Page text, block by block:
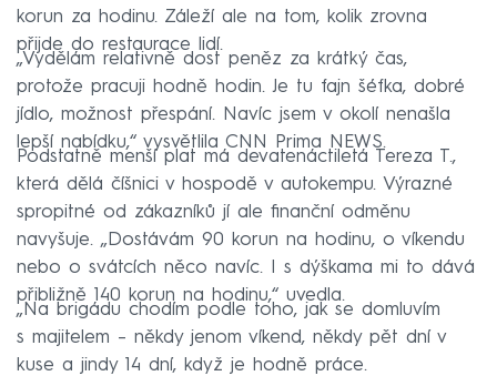
korun za hodinu. Záleží ale na tom, kolik zrovna
přijde do restaurace lidí.
„Vydělám relativně dost peněz za krátký čas,
protože pracuji hodně hodin. Je tu fajn šéfka, dobré
jídlo, možnost přespání. Navíc jsem v okolí nenašla
lepší nabídku,“ vysvětlila CNN Prima NEWS.
Podstatně menší plat má devatenáctiletá Tereza T.,
která dělá číšnici v hospodě v autokempu. Výrazné
spropitné od zákazníků jí ale finanční odměnu
navyšuje. „Dostávám 90 korun na hodinu, o víkendu
nebo o svátcích něco navíc. I s dýškama mi to dává
přibližně 140 korun na hodinu,“ uvedla.
„Na brigádu chodím podle toho, jak se domluvím
s majitelem – někdy jenom víkend, někdy pět dní v
kuse a jindy 14 dní, když je hodně práce.